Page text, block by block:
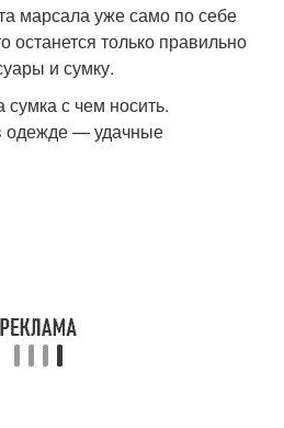
марсала уже само по себе
останется только правильно
и сумку.